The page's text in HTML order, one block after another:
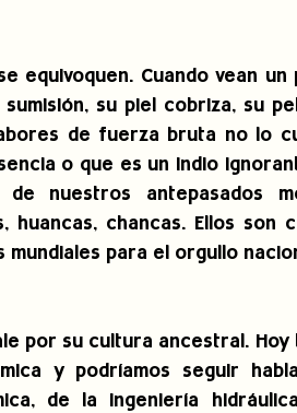
equivoquen. Cuando vean
sumisión, su piel cobriza, su
de fuerza bruta no lo
o que es un indio
de nuestros antepasados
huancas, chancas. Ellos
mundiales para el orgullo
por su cultura ancestral.
y podríamos seguir
de la ingeniería